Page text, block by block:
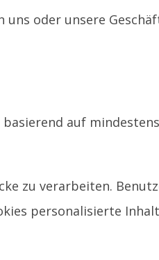
uns oder unsere
auf
zu verarbeiten.
personalisierte